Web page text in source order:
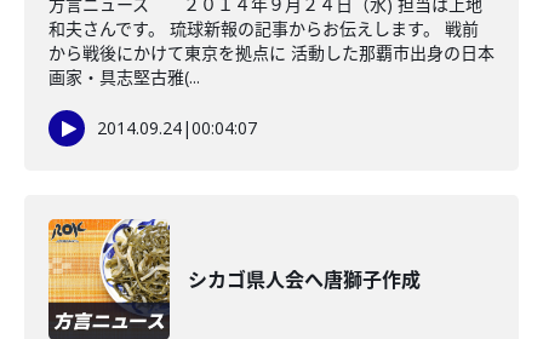
和夫さんです。 琉球新報の記事からお伝えします。 戦前
から戦後にかけて東京を拠点に 活動した那覇市出身の日本
画家・具志堅古雅(...
2014.09.24|00:04:07
シカゴ県人会へ唐獅子作成